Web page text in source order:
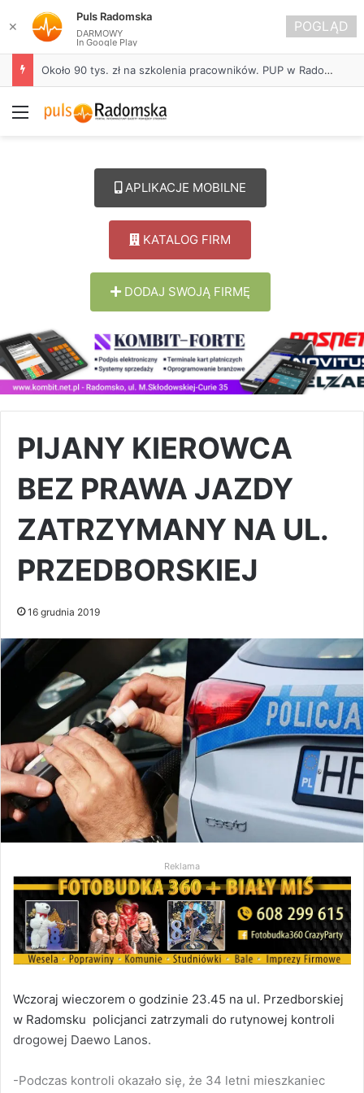
Życie bez alkoholu – lepszy wybór. Radomsko włącza się w Miesiąc Trzeźwości
Menu
APLIKACJE MOBILNE
KATALOG FIRM
DODAJ SWOJĄ FIRMĘ
PIJANY KIEROWCA
BEZ PRAWA JAZDY
ZATRZYMANY NA UL.
PRZEDBORSKIEJ
16 grudnia 2019
Reklama
Wczoraj wieczorem o godzinie 23.45 na ul. Przedborskiej
w Radomsku policjanci zatrzymali do rutynowej kontroli
drogowej Daewo Lanos.
-Podczas kontroli okazało się, że 34 letni mieszkaniec
✕
Puls Radomska
DARMOWY
In Google Play
POGLĄD